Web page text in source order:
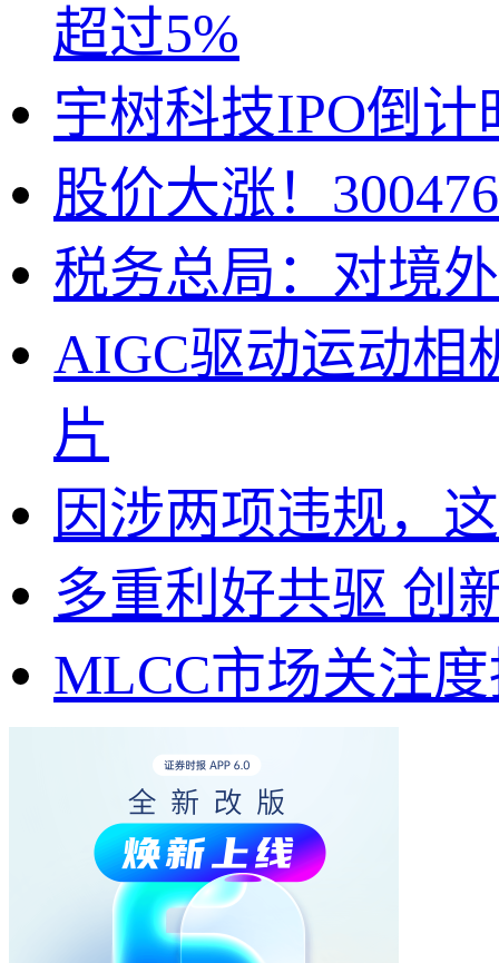
超过5%
宇树科技IPO倒
股价大涨！
税务总局：对境
AIGC驱动运动相
片
因涉两项违规，
多重利好共驱 创
MLCC市场关注